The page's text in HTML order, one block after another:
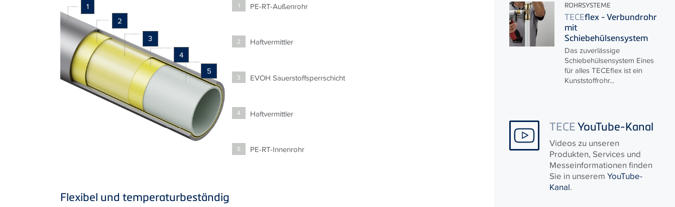
1
2
3
4
5
1 PE-RT-Außenrohr
2 Haftvermittler
3 EVOH Sauerstoffsperrschicht
4 Haftvermittler
5 PE-RT-Innenrohr
Flexibel und temperaturbeständig
ROHRSYSTEME
TECEflex - Verbundrohr
mit
Schiebehülsensystem
Das zuverlässige
Schiebehülsensystem Eines
für allesTECEflex ist ein
Kunststoffrohr...
TECEYouTube-Kanal
Videos zu unseren
Produkten, Services und
Messeinformationen finden
Sie in unseremYouTube-
Kanal.